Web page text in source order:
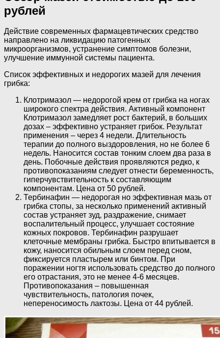
рублей
Действие современных фармацевтических средство
направлено на ликвидацию патогенных
микроорганизмов, устранение симптомов болезни,
улучшение иммунной системы пациента.
Список эффективных и недорогих мазей для лечения
грибка:
Клотримазол — недорогой крем от грибка на ногах
широкого спектра действия. Активный компонент
Клотримазол замедляет рост бактерий, в больших
дозах – эффективно устраняет грибок. Результат
применения – через 4 недели. Длительность
терапии до полного выздоровления, но не более 6
недель. Наносится состав тонким слоем два раза в
день. Побочные действия проявляются редко, к
противопоказаниям следует отнести беременность,
гиперчувствительность к составляющим
компонентам. Цена от 50 рублей.
Тербинафин — недорогая но эффективная мазь от
грибка стопы, за несколько применений активный
состав устраняет зуд, раздражение, снимает
воспалительный процесс, улучшает состояние
кожных покровов. Тербинафин разрушает
клеточные мембраны грибка. Быстро впитывается в
кожу, наносится обильным слоем перед сном,
фиксируется пластырем или бинтом. При
поражении ногтя использовать средство до полного
его отрастания, это не менее 4-6 месяцев.
Противопоказания – повышенная
чувствительность, патология почек,
непереносимость лактозы. Цена от 44 рублей.